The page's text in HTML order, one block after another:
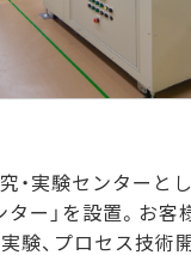
・実験センターと
ー」を設置。お
験、プロセス技術